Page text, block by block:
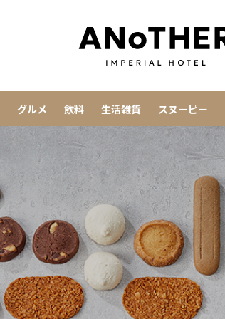
グルメ 飲料 生活雑貨 スヌーピー